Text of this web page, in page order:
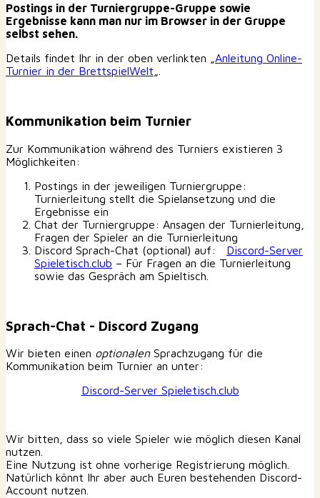
Postings in der Turniergruppe-Gruppe sowie
Ergebnisse kann man nur im Browser in der Gruppe
selbst sehen.
Details findet Ihr in der oben verlinkten „ Anleitung Online-
Turnier in der BrettspielWelt
Kommunikation beim Turnier
Zur Kommunikation während des Turniers existieren 3
Möglichkeiten:
Postings in der jeweiligen Turniergruppe:
Turnierleitung stellt die Spielansetzung und die
Ergebnisse ein
Chat der Turniergruppe: Ansagen der Turnierleitung,
Fragen der Spieler an die Turnierleitung
Discord Sprach-Chat (optional) auf: Discord-Server
Spieletisch.club – Für Fragen an die Turnierleitung
sowie das Gespräch am Spieltisch.
Sprach-Chat - Discord Zugang
Wir bieten einen optionalenSprachzugang für die
Kommunikation beim Turnier an unter:
Discord-Server Spieletisch.club
Wir bitten, dass so viele Spieler wie möglich diesen Kanal
nutzen.
Eine Nutzung ist ohne vorherige Registrierung möglich.
Natürlich könnt Ihr aber auch Euren bestehenden Discord-
Account nutzen.